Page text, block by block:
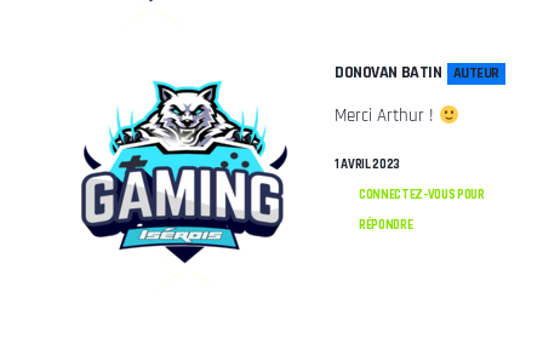
DONOVAN BATIN AUTEUR
Merci Arthur !
1 AVRIL 2023
CONNECTEZ-VOUS POUR
RÉPONDRE